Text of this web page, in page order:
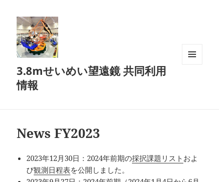
3.8mせいめい望遠鏡 共同利用
情報
News FY2023
2023年12月30日：2024年前期の採択課題リスト およ
び観測日程表を公開しました。